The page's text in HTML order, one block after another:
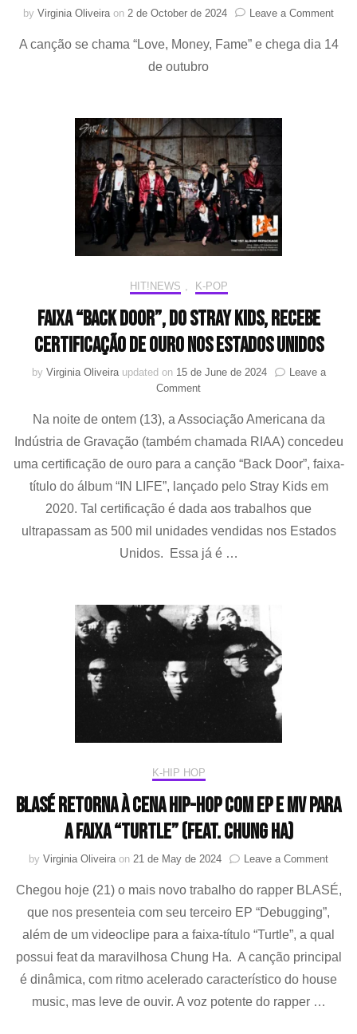
by Virginia Oliveira on 2 de October de 2024 Leave a Commenton
título
A canção se chama “Love, Money, Fame” e chega dia 14
de outubro
HIT!NEWS , K-POP
Faixa “Back Door”, do Stray Kids, recebe
certificação de ouro nos Estados Unidos
by Virginia Oliveira updated on 15 de June de 2024
Leave a
Commenton
“Back
Door”,
Stray
Kids,
certificação
de
ouro
nos
Na noite de ontem (13), a Associação Americana da
Indústria de Gravação (também chamada RIAA) concedeu
uma certificação de ouro para a canção “Back Door”, faixa-
título do álbum “IN LIFE”, lançado pelo Stray Kids em
2020. Tal certificação é dada aos trabalhos que
ultrapassam as 500 mil unidades vendidas nos Estados
Unidos. Essa já é …
K-HIP HOP
BLASÉ retorna à cena hip-hop com EP e MV para
a faixa “Turtle” (feat. Chung Ha)
by Virginia Oliveira on 21 de May de 2024 Leave a Commenton
cena
hip-
hop
EP
Chegou hoje (21) o mais novo trabalho do rapper BLASÉ,
que nos presenteia com seu terceiro EP “Debugging”,
além de um videoclipe para a faixa-título “Turtle”, a qual
possui feat da maravilhosa Chung Ha. A canção principal
é dinâmica, com ritmo acelerado característico do house
music, mas leve de ouvir. A voz potente do rapper …